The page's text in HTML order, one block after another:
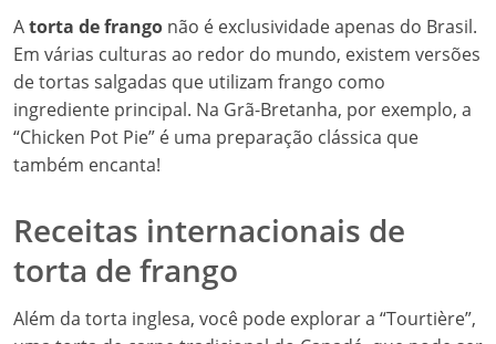
Atorta de frango não é exclusividade apenas do Brasil.
Em várias culturas ao redor do mundo, existem versões
de tortas salgadas que utilizam frango como
ingrediente principal. Na Grã-Bretanha, por exemplo, a
“Chicken Pot Pie” é uma preparação clássica que
também encanta!
Receitas internacionais de
torta de frango
Além da torta inglesa, você pode explorar a “Tourtière”,